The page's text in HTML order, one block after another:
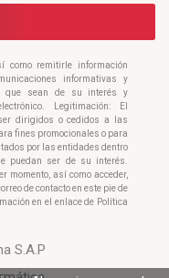
como remitirle información
informativas y
que sean de su interés y
Legitimación: El
dirigidos o cedidos a las
fines promocionales o para
por las entidades dentro
puedan ser de su interés.
momento, así como acceder,
de contacto en este pie de
en el enlace de Política
S.A.P